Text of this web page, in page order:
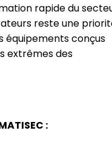
rapide du
reste une
équipements conçus
extrêmes des
: